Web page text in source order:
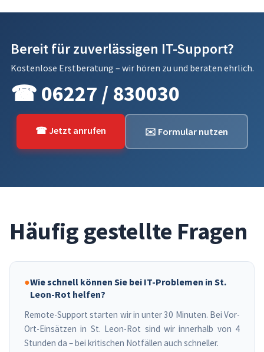
Bereit für zuverlässigen IT-Support?
Kostenlose Erstberatung – wir hören zu und beraten ehrlich.
☎ 06227 / 830030
☎ Jetzt anrufen ✉️ Formular nutzen
Häufig gestellte Fragen
●Wie schnell können Sie bei IT-Problemen in St.
Leon-Rot helfen?
Remote-Support starten wir in unter 30 Minuten. Bei Vor-
Ort-Einsätzen in St. Leon-Rot sind wir innerhalb von 4
Stunden da – bei kritischen Notfällen auch schneller.